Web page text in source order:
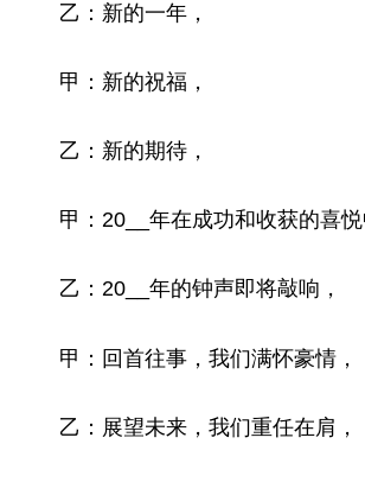
乙：新的一年，
甲：新的祝福，
乙：新的期待，
甲：20__年在成功和收获的喜悦
乙：20__年的钟声即将敲响，
甲：回首往事，我们满怀豪情，
乙：展望未来，我们重任在肩，